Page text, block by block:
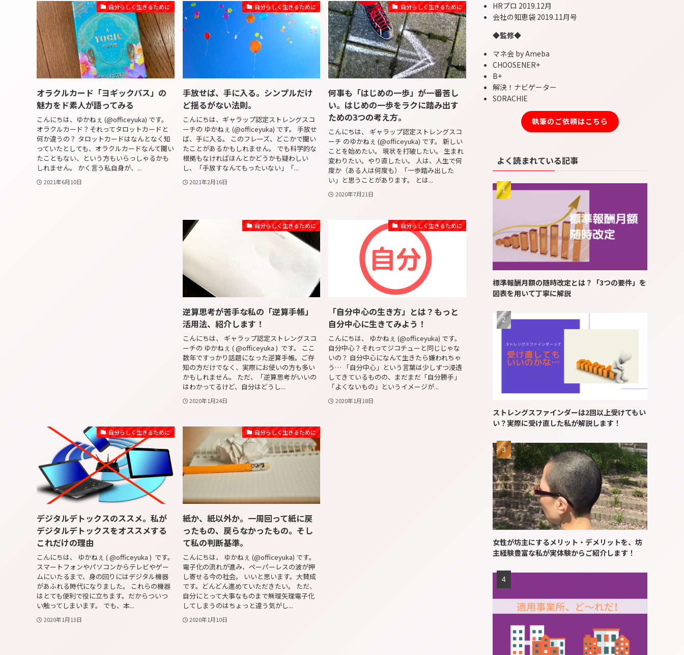
自分らしく生きるために
オラクルカード「ヨギックパス」の
魅力をド素人が語ってみる
こんにちは、ゆかねぇ (@officeyuka) です。
オラクルカード？それってタロットカードと
何か違うの？ タロットカードはなんとなく知
っていたとしても、オラクルカードなんて聞い
たこともない、という方もいらっしゃるかも
しれません。 かく言う私自身が、...
2021年6月10日
自分らしく生きるために
手放せば、手に入る。シンプルだけ
ど揺るがない法則。
こんにちは、ギャラップ認定ストレングスコ
ーチの ゆかねぇ (@officeyuka) です。 手放せ
ば、手に入る。 このフレーズ、どこかで聞い
たことがあるかもしれません。 でも科学的な
根拠もなければほんとかどうかも疑わしい
し、「手放すなんてもったいない」「...
2021年2月16日
自分らしく生きるために
何事も「はじめの一歩」が一番苦し
い。はじめの一歩をラクに踏み出す
ための3つの考え方。
こんにちは、 ギャラップ認定ストレングスコ
ーチ のゆかねぇ (@officeyuka) です。 新しい
ことを始めたい。 現状を打破したい。 生まれ
変わりたい。やり直したい。 人は、人生で何
度か（ある人は何度も）「一歩踏み出した
い」と思うことがあります。 とは...
2020年7月21日
自分らしく生きるために
逆算思考が苦手な私の「逆算手帳」
活用法、紹介します！
こんにちは、 ギャラップ認定ストレングスコ
ーチの ゆかねぇ ( @officeyuka ) です。 ここ
数年ですっかり話題になった逆算手帳。ご存
知の方だけでなく、実際にお使いの方も多い
かもしれません。 ただ、「逆算思考がいいの
はわかってるけど、自分はどうし...
2020年1月24日
自分らしく生きるために
「自分中心の生き方」とは？もっと
自分中心に生きてみよう！
こんにちは、 ゆかねぇ (@officeyuka) です。
自分中心？それってジコチューと同じじゃな
いの？ 自分中心になんて生きたら嫌われちゃ
う… 「自分中心」という言葉は少しずつ浸透
してきているものの、まだまだ「自分勝手」
「よくないもの」というイメージが...
2020年1月18日
自分らしく生きるために
デジタルデトックスのススメ。私が
デジタルデトックスをオススメする
これだけの理由
こんにちは、 ゆかねぇ ( @officeyuka ) です。
スマートフォンやパソコンからテレビやゲー
ムにいたるまで、身の回りにはデジタル機器
があふれる時代になりました。 これらの機器
はとても便利で役に立ちます。だからついつ
い触ってしまいます。 でも、本...
2020年1月13日
自分らしく生きるために
紙か、紙以外か。一周回って紙に戻
ったもの、戻らなかったもの。そし
て私の判断基準。
こんにちは、 ゆかねぇ (@officeyuka) です。
電子化の流れが進み、ペーパーレスの波が押
し寄せる今の社会。 いいと思います。大賛成
です。どんどん進めていただきたい。 ただ、
自分にとって大事なものまで無理矢理電子化
してしまうのはちょっと違う気がし...
2020年1月10日
HRプロ 2019.12月
会社の知恵袋 2019.11月号
◆監修◆
マネ会 by Ameba
CHOOSENER+
B+
解決！ナビゲーター
SORACHIE
執筆のご依頼はこちら
よく読まれている記事
標準報酬月額の随時改定とは？「3つの要件」を
図表を用いて丁寧に解説
ストレングスファインダーは2回以上受けてもい
い？実際に受け直した私が解説します！
女性が坊主にするメリット・デメリットを、坊
主経験豊富な私が実体験からご紹介します！